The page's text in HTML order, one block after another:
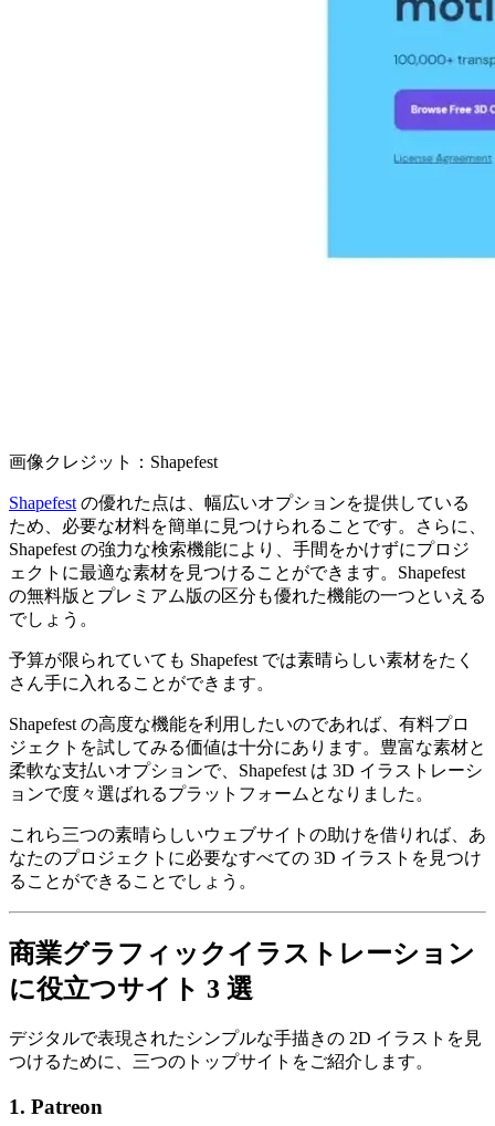
画像クレジット：Shapefest
Shapefest の優れた点は、幅広いオプションを提供している
ため、必要な材料を簡単に見つけられることです。さらに、
Shapefest の強力な検索機能により、手間をかけずにプロジ
ェクトに最適な素材を見つけることができます。Shapefest
の無料版とプレミアム版の区分も優れた機能の一つといえる
でしょう。
予算が限られていても Shapefest では素晴らしい素材をたく
さん手に入れることができます。
Shapefest の高度な機能を利用したいのであれば、有料プロ
ジェクトを試してみる価値は十分にあります。豊富な素材と
柔軟な支払いオプションで、Shapefest は 3D イラストレーシ
ョンで度々選ばれるプラットフォームとなりました。
これら三つの素晴らしいウェブサイトの助けを借りれば、あ
なたのプロジェクトに必要なすべての 3D イラストを見つけ
ることができることでしょう。
商業グラフィックイラストレーション
に役立つサイト 3 選
デジタルで表現されたシンプルな手描きの 2D イラストを見
つけるために、三つのトップサイトをご紹介します。
1. Patreon